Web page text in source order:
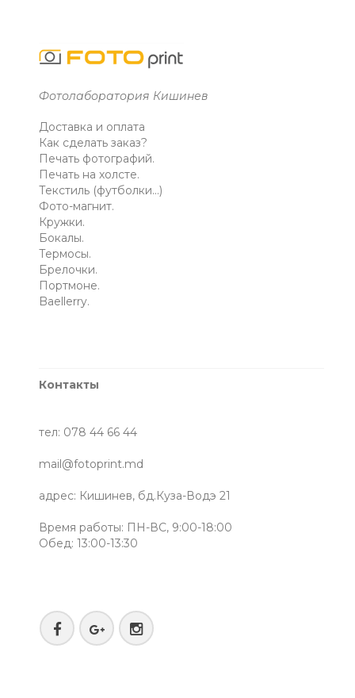
Фотолаборатория Кишинев
Доставка и оплата
Как сделать заказ?
Печать фотографий.
Печать на холсте.
Текстиль (футболки...)
Фото-магнит.
Кружки.
Бокалы.
Термосы.
Брелочки.
Портмоне.
Baellerry.
Контакты
тел: 078 44 66 44
mail@fotoprint.md
адрес: Кишинев, бд.Куза-Водэ 21
Время работы: ПН-ВС, 9:00-18:00
Обед: 13:00-13:30